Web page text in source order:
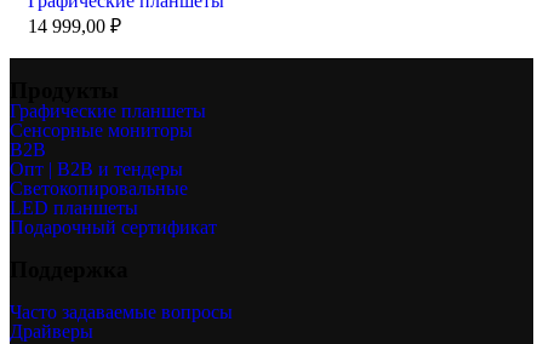
14 999,00 ₽
Графические планшеты
Сенсорные мониторы
B2B
Опт | B2B и тендеры
Светокопировальные
LED планшеты
Подарочный сертификат
Часто задаваемые вопросы
Драйверы